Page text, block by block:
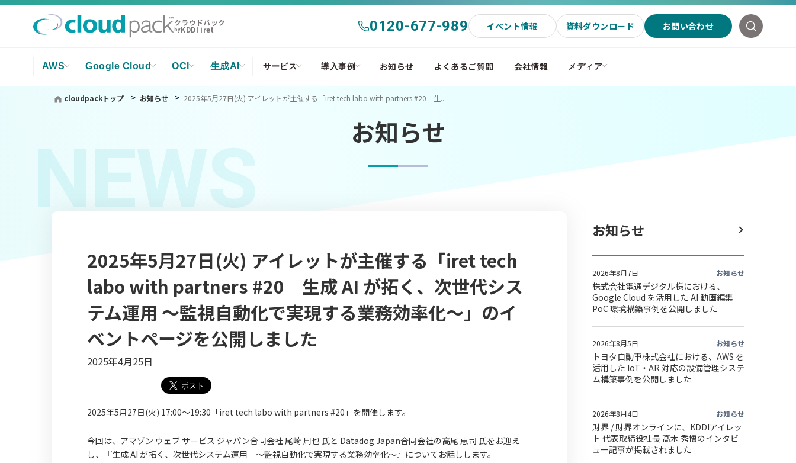
クラウドパック
byKDDI iret 0120-677-989 イベント情報 資料ダウンロード お問い合わせ
AWS Google Cloud OCI 生成AI サービス 導入事例 お知らせ よくあるご質問 会社情報 メディア
cloudpackトップ お知らせ 2025年5月27日(火) アイレットが主催する「​​iret tech labo with partners #20 生...
お知らせ
NEWS
2025年5月27日(火) アイレットが主催する「​​iret tech
labo with partners #20 生成 AI が拓く、次世代シス
テム運用 〜監視自動化で実現する業務効率化〜」のイ
ベントページを公開しました
2025年4月25日
2025年5月27日(火) 17:00〜19:30「iret tech labo with partners #20」を開催します。
今回は、アマゾン ウェブ サービス ジャパン合同会社 尾崎 周也 氏と Datadog Japan合同会社の高尾 恵司 氏をお迎え
し、『生成 AI が拓く、次世代システム運用 〜監視自動化で実現する業務効率化〜』についてお話しします。
お知らせ
2026年8月7日 お知らせ
株式会社電通デジタル様における、
Google Cloud を活用した AI 動画編集
PoC 環境構築事例を公開しました
2026年8月5日 お知らせ
トヨタ自動車株式会社における、AWS を
活用した IoT・AR 対応の設備管理システ
ム構築事例を公開しました
2026年8月4日 お知らせ
財界 / 財界オンラインに、KDDIアイレッ
ト 代表取締役社長 髙木 秀悟のインタビ
ュー記事が掲載されました